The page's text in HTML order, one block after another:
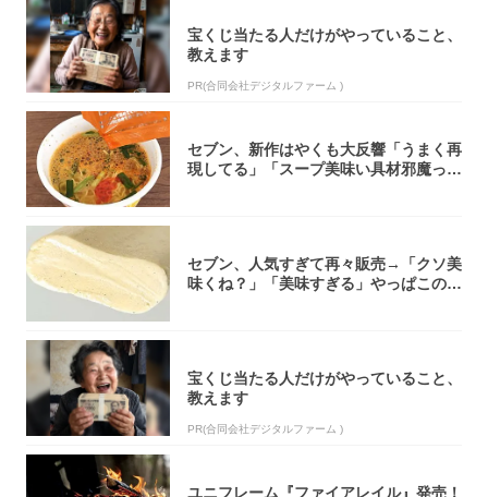
宝くじ当たる人だけがやっていること、
教えます
PR(合同会社デジタルファーム )
セブン、新作はやくも大反響「うまく再
現してる」「スープ美味い具材邪魔って
セブン、人気すぎて再々販売→「クソ美
味くね？」「美味すぎる」やっぱこのク
宝くじ当たる人だけがやっていること、
教えます
PR(合同会社デジタルファーム )
ユニフレーム『ファイアレイル』発売！